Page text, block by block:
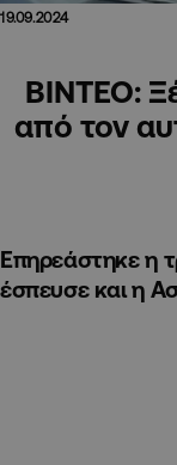
19.09.2024
ΒΙΝΤΕΟ:
από τον
Επηρεάστηκε η
έσπευσε και η